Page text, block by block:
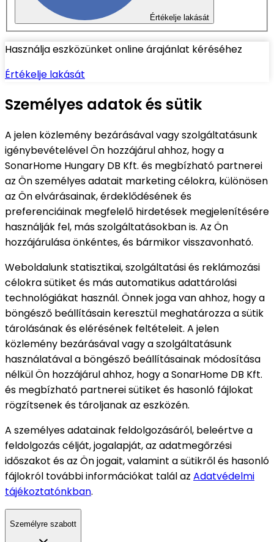
Értékelje lakását
Használja eszközünket online árajánlat kéréséhez
Értékelje lakását
Személyes adatok és sütik
A jelen közlemény bezárásával vagy szolgáltatásunk
igénybevételével Ön hozzájárul ahhoz, hogy a
SonarHome Hungary DB Kft. és megbízható partnerei
az Ön személyes adatait marketing célokra, különösen
az Ön elvárásainak, érdeklődésének és
preferenciáinak megfelelő hirdetések megjelenítésére
használják fel, más szolgáltatásokban is. Az Ön
hozzájárulása önkéntes, és bármikor visszavonható.
Weboldalunk statisztikai, szolgáltatási és reklámozási
célokra sütiket és más automatikus adattárolási
technológiákat használ. Önnek joga van ahhoz, hogy a
böngésző beállításain keresztül meghatározza a sütik
tárolásának és elérésének feltételeit. A jelen
közlemény bezárásával vagy a szolgáltatásunk
használatával a böngésző beállításainak módosítása
nélkül Ön hozzájárul ahhoz, hogy a SonarHome DB Kft.
és megbízható partnerei sütiket és hasonló fájlokat
rögzítsenek és tároljanak az eszközén.
A személyes adatainak feldolgozásáról, beleértve a
feldolgozás célját, jogalapját, az adatmegőrzési
időszakot és az Ön jogait, valamint a sütikről és hasonló
fájlokról további információkat talál az Adatvédelmi
tájékoztatónkban.
Személyre szabott